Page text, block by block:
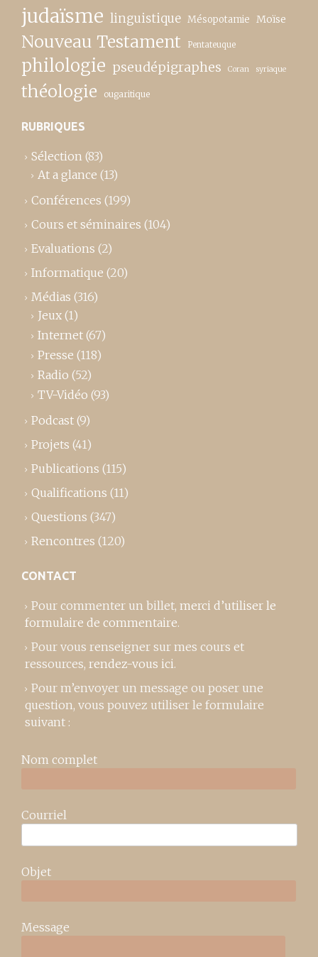
judaïsme linguistique Mésopotamie Moïse
Nouveau Testament Pentateuque
philologie pseudépigraphes Coran syriaque
théologie ougaritique
RUBRIQUES
Sélection (83)
At a glance (13)
Conférences (199)
Cours et séminaires (104)
Evaluations (2)
Informatique (20)
Médias (316)
Jeux (1)
Internet (67)
Presse (118)
Radio (52)
TV-Vidéo (93)
Podcast (9)
Projets (41)
Publications (115)
Qualifications (11)
Questions (347)
Rencontres (120)
CONTACT
Pour commenter un billet, merci d’utiliser le
formulaire de commentaire.
Pour vous renseigner sur mes cours et
ressources, rendez-vous ici.
Pour m’envoyer un message ou poser une
question, vous pouvez utiliser le formulaire
suivant :
Nom complet
Courriel
Objet
Message